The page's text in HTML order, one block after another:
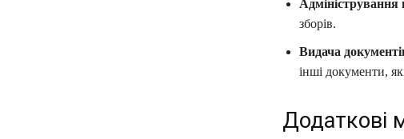
Адміністрування
зборів.
Видача
інші документи,
Додаткові